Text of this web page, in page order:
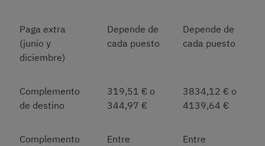
Paga extra
(junio y
diciembre)
Depende de
cada puesto
Depende de
cada puesto
Complemento
de destino
319,51 € o
344,97 €
3834,12 € o
4139,64 €
Complemento
Entre
Entre